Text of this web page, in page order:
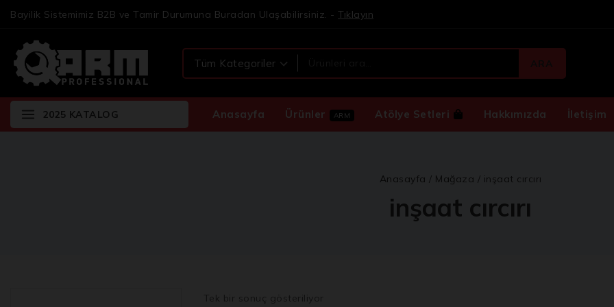
Bayilik Sistemimiz B2B ve Tamir Durumuna Buradan Ulaşabilirsiniz. - Tıklayın
ARA
2025 KATALOG Anasayfa Ürünler ARM Atölye Setleri Hakkımızda İletişim
Anasayfa / Mağaza / inşaat cırcırı
inşaat cırcırı